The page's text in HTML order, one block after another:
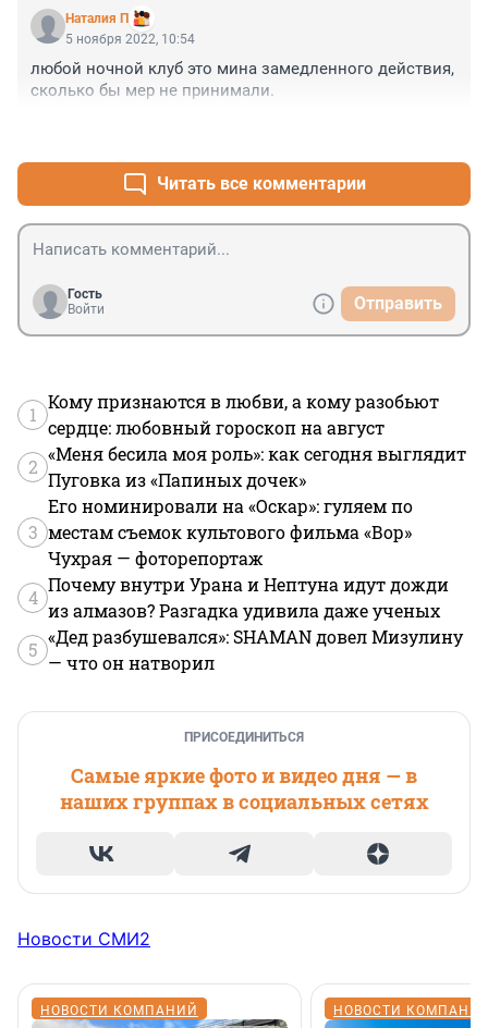
Наталия П
5 ноября 2022, 10:54
любой ночной клуб это мина замедленного действия,
сколько бы мер не принимали.
Читать все комментарии
Гость
Войти
Отправить
1
Кому признаются в любви, а кому разобьют
сердце: любовный гороскоп на август
2
«Меня бесила моя роль»: как сегодня выглядит
Пуговка из «Папиных дочек»
3
Его номинировали на «Оскар»: гуляем по
местам съемок культового фильма «Вор»
Чухрая — фоторепортаж
4
Почему внутри Урана и Нептуна идут дожди
из алмазов? Разгадка удивила даже ученых
5
«Дед разбушевался»: SHAMAN довел Мизулину
— что он натворил
ПРИСОЕДИНИТЬСЯ
Самые яркие фото и видео дня — в
наших группах в социальных сетях
Новости СМИ2
НОВОСТИ КОМПАНИЙ НОВОСТИ